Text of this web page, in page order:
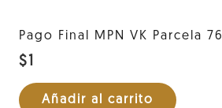
Pago Final MPN VK Parcela 76
$1
Añadir al carrito